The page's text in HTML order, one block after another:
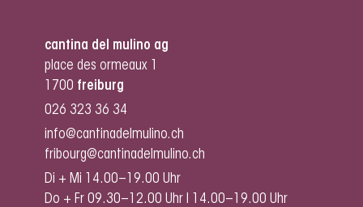
cantina del mulino ag
place des ormeaux 1
1700 freiburg
026 323 36 34
info@cantinadelmulino.ch
fribourg@cantinadelmulino.ch
Di + Mi 14.00–19.00 Uhr
Do + Fr 09.30–12.00 Uhr I 14.00–19.00 Uhr